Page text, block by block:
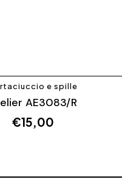
e spille
AE3083/R
€15,00